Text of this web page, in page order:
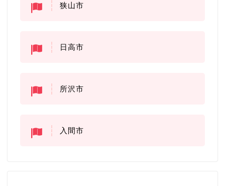
狭山市
日高市
所沢市
入間市